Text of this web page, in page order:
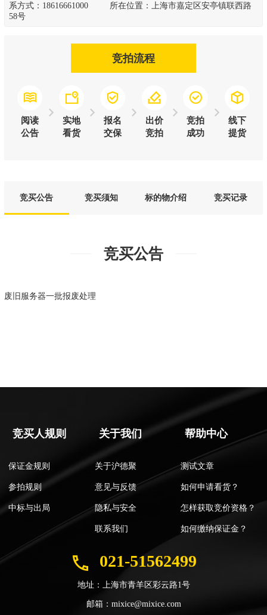
系方式：18616661000 所在位置：上海市嘉定区安亭镇联西路
58号
竞拍流程
阅读
公告
实地
看货
报名
交保
出价
竞拍
竞拍
成功
线下
提货
竞买公告 竞买须知 标的物介绍 竞买记录
竞买公告
废旧服务器一批报废处理
竞买人规则
保证金规则
参拍规则
中标与出局
关于我们
关于沪德聚
意见与反馈
隐私与安全
联系我们
帮助中心
测试文章
如何申请看货？
怎样获取竞价资格？
如何缴纳保证金？
021-51562499
地址：上海市青羊区彩云路1号
邮箱：mixice@mixice.com